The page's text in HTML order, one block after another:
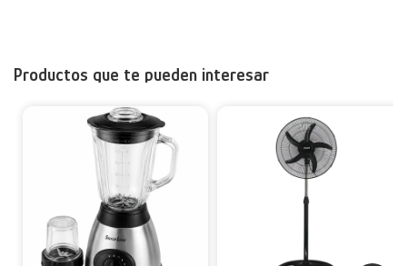
Productos que te pueden interesar